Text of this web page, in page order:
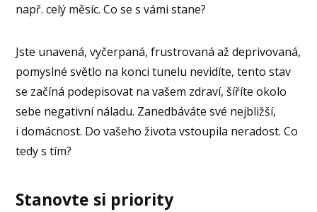
např. celý měsíc. Co se s vámi stane?
Jste unavená, vyčerpaná, frustrovaná až deprivovaná,
pomyslné světlo na konci tunelu nevidíte, tento stav
se začíná podepisovat na vašem zdraví, šíříte okolo
sebe negativní náladu. Zanedbáváte své nejbližší,
i domácnost. Do vašeho života vstoupila neradost. Co
tedy s tím?
Stanovte si priority